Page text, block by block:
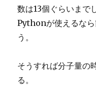
数は13個ぐらいまで
Pythonが使えるなら
う。
そうすれば分子量の
る。